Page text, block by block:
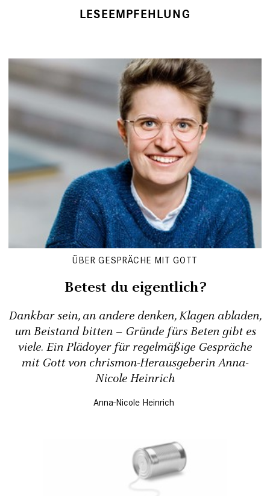
LESEEMPFEHLUNG
ÜBER GESPRÄCHE MIT GOTT
Betest du eigentlich?
Dankbar sein, an andere denken, Klagen abladen,
um Beistand bitten – Gründe fürs Beten gibt es
viele. Ein Plädoyer für regelmäßige Gespräche
mit Gott von chrismon-Herausgeberin Anna-
Nicole Heinrich
Anna-Nicole Heinrich